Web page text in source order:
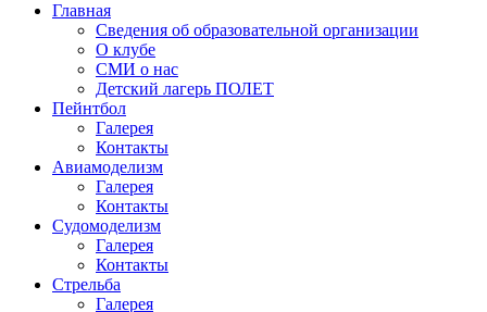
Главная
Сведения об образовательной организации
О клубе
СМИ о нас
Детский лагерь ПОЛЕТ
Пейнтбол
Галерея
Контакты
Авиамоделизм
Галерея
Контакты
Судомоделизм
Галерея
Контакты
Стрельба
Галерея